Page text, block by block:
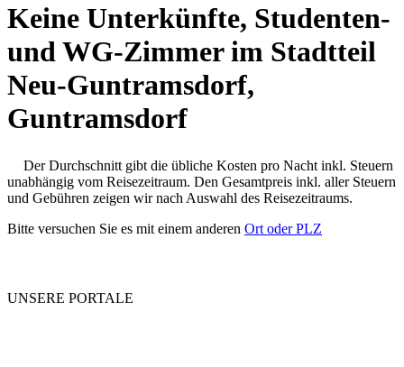
Keine Unterkünfte, Studenten-
und WG-Zimmer im Stadtteil
Neu-Guntramsdorf,
Guntramsdorf
Der Durchschnitt gibt die übliche Kosten pro Nacht inkl. Steuern
unabhängig vom Reisezeitraum. Den Gesamtpreis inkl. aller Steuern
und Gebühren zeigen wir nach Auswahl des Reisezeitraums.
Bitte versuchen Sie es mit einem anderen Ort oder PLZ
UNSERE PORTALE